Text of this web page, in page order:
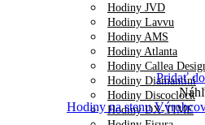
Hodiny JVD
Hodiny Lavvu
Hodiny AMS
Hodiny Atlanta
Hodiny Callea
Hodiny Diamantini
Hodiny Discoclock
Hodiny DX-TIME
Pridať
Hodiny na stenu